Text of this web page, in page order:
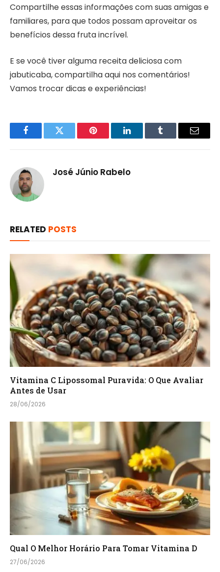
Compartilhe essas informações com suas amigas e
familiares, para que todos possam aproveitar os
benefícios dessa fruta incrível.
E se você tiver alguma receita deliciosa com
jabuticaba, compartilha aqui nos comentários!
Vamos trocar dicas e experiências!
FacebookTwitter Pinterest LinkedInTumblr Email
José Júnio Rabelo
RELATED POSTS
Vitamina C Lipossomal Puravida: O Que Avaliar
Antes de Usar
28/06/2026
Qual O Melhor Horário Para Tomar Vitamina D
27/06/2026